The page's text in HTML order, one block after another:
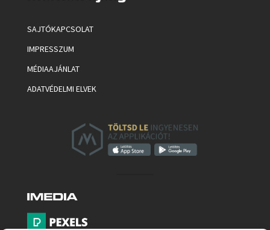
SAJTÓKAPCSOLAT
IMPRESSZUM
MÉDIAAJÁNLAT
ADATVÉDELMI ELVEK